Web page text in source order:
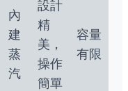
內
建
蒸
汽
設計
精
美，
操作
簡單
容量
有限